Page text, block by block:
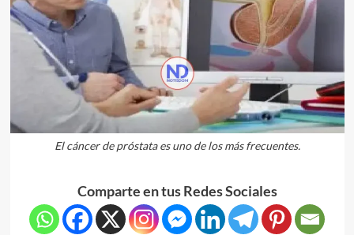
El cáncer de próstata es uno de los más frecuentes.
Comparte en tus Redes Sociales